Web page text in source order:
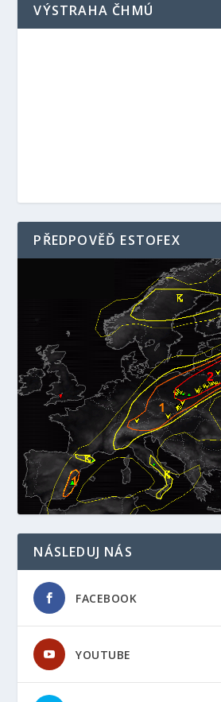
VÝSTRAHA ČHMÚ
PŘEDPOVĚĎ ESTOFEX
NÁSLEDUJ NÁS
FACEBOOK
YOUTUBE